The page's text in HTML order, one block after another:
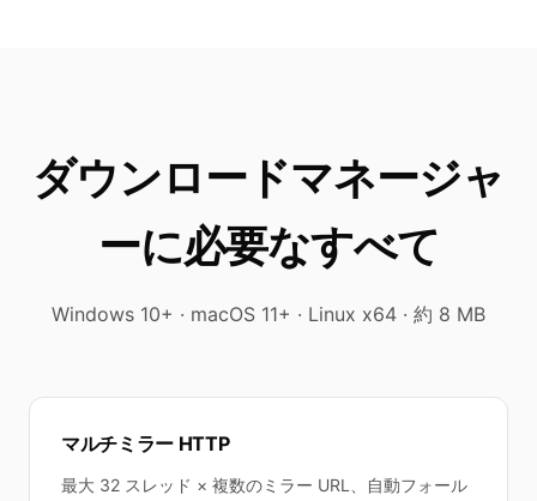
ダウンロードマネージャ
ーに必要なすべて
Windows 10+ · macOS 11+ · Linux x64 · 約 8 MB
マルチミラー HTTP
最大 32 スレッド × 複数のミラー URL、自動フォール